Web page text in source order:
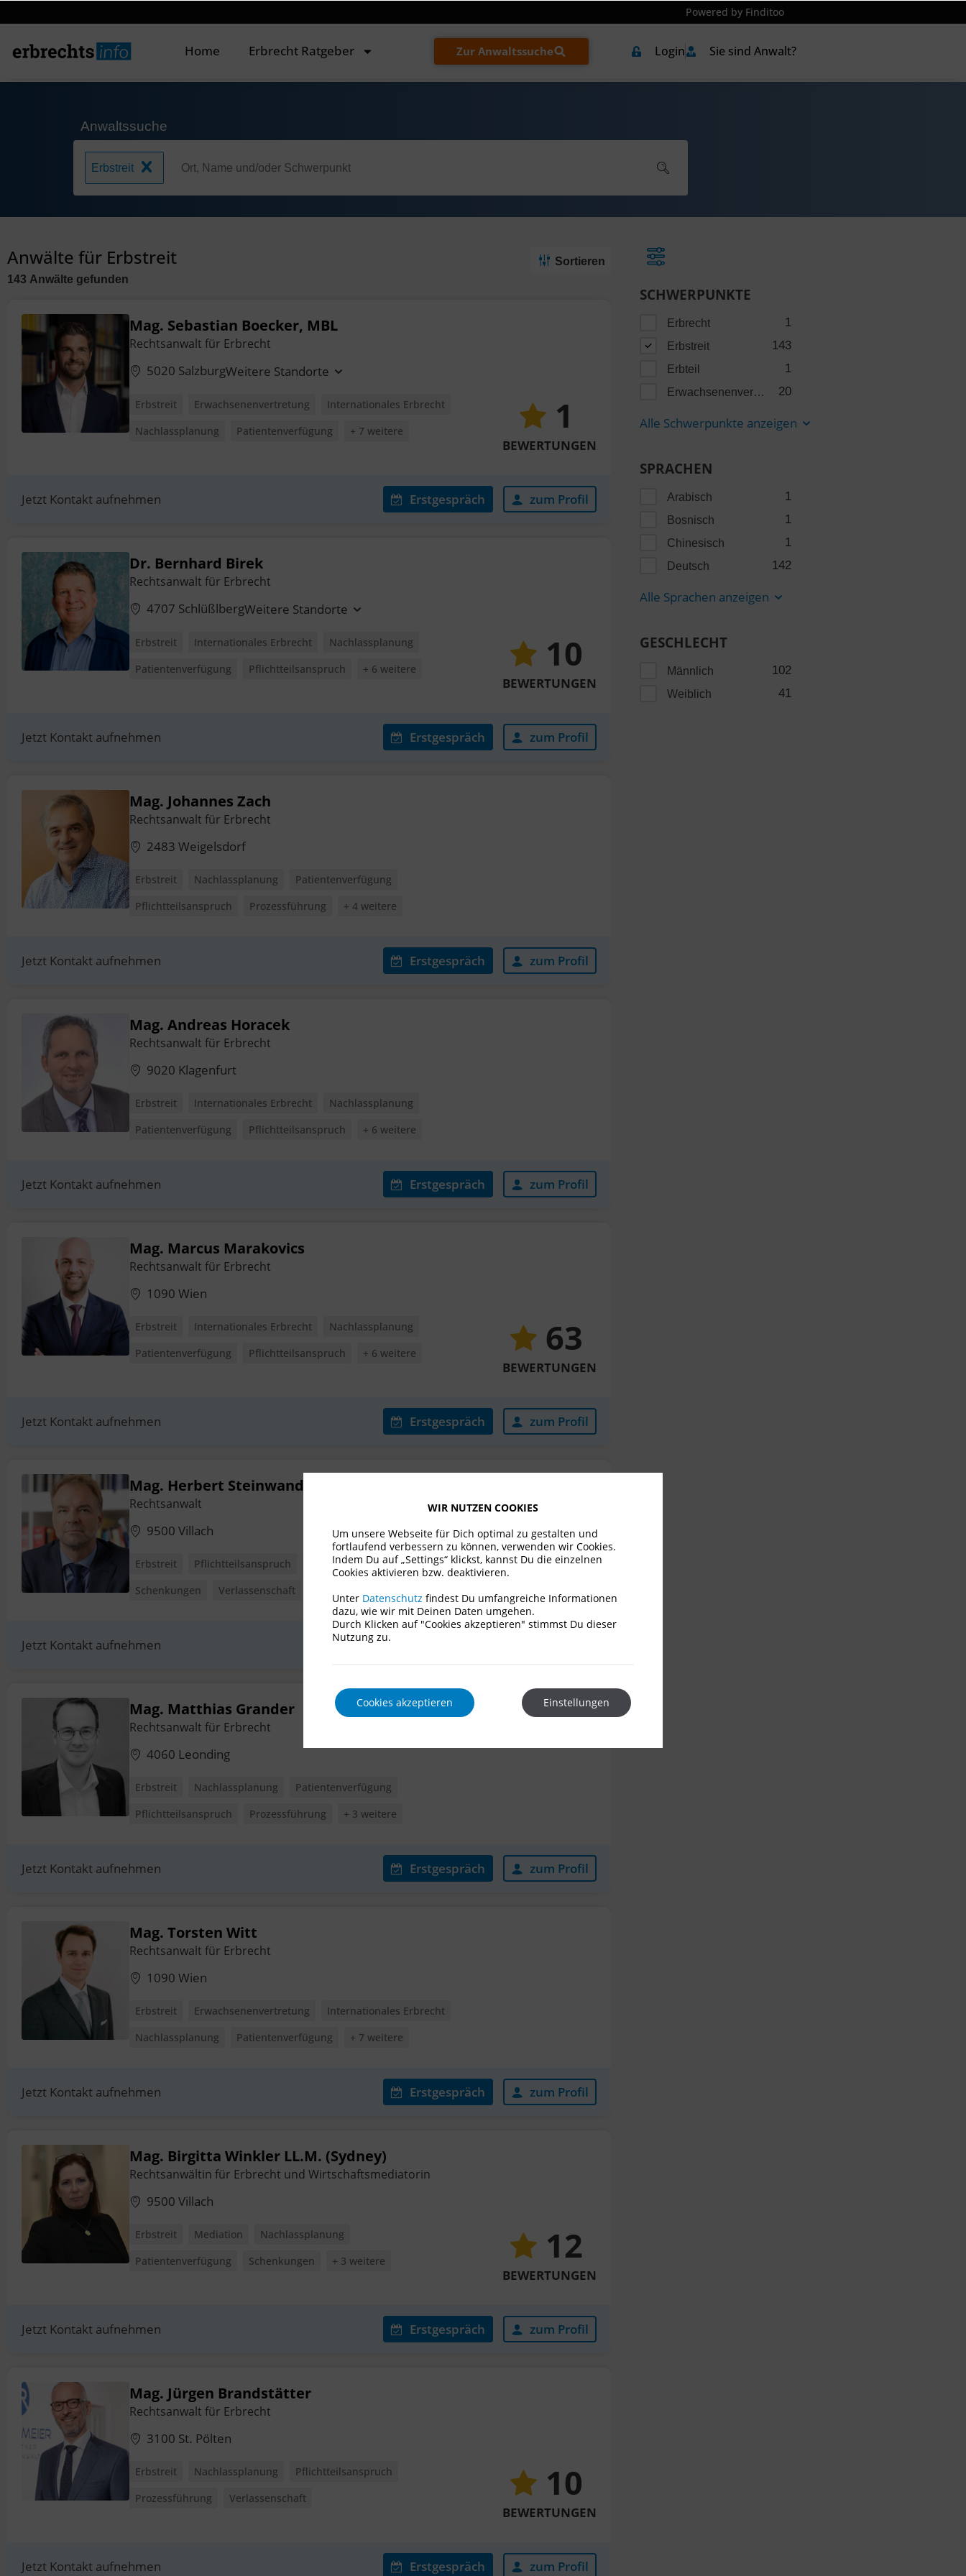
Powered by Finditoo
Home Erbrecht Ratgeber Zur Anwaltssuche Login Sie sind Anwalt?
Anwaltssuche
Erbstreit
Anwälte für Erbstreit
143 Anwälte gefunden
Sortieren
Mag. Sebastian Boecker, MBL
Rechtsanwalt für Erbrecht
5020 SalzburgWeitere Standorte
Erbstreit Erwachsenenvertretung
Internationales Erbrecht
Nachlassplanung
Patientenverfügung + 7 weitere 1
BEWERTUNGEN
Jetzt Kontakt aufnehmen Erstgespräch zum Profil
Dr. Bernhard Birek
Rechtsanwalt für Erbrecht
4707 SchlüßlbergWeitere Standorte
Erbstreit Internationales Erbrecht
Nachlassplanung
Patientenverfügung
Pflichtteilsanspruch + 6 weitere 10
BEWERTUNGEN
Jetzt Kontakt aufnehmen Erstgespräch zum Profil
Mag. Johannes Zach
Rechtsanwalt für Erbrecht
2483 Weigelsdorf
Erbstreit Nachlassplanung
Patientenverfügung
Pflichtteilsanspruch
Prozessführung + 4 weitere
Jetzt Kontakt aufnehmen Erstgespräch zum Profil
Mag. Andreas Horacek
Rechtsanwalt für Erbrecht
9020 Klagenfurt
Erbstreit Internationales Erbrecht
Nachlassplanung
Patientenverfügung
Pflichtteilsanspruch + 6 weitere
Jetzt Kontakt aufnehmen Erstgespräch zum Profil
Mag. Marcus Marakovics
Rechtsanwalt für Erbrecht
1090 Wien
Erbstreit Internationales Erbrecht
Nachlassplanung
Patientenverfügung
Pflichtteilsanspruch + 6 weitere 63
BEWERTUNGEN
Jetzt Kontakt aufnehmen Erstgespräch zum Profil
Mag. Herbert Steinwandter
Rechtsanwalt
9500 Villach
Erbstreit Pflichtteilsanspruch
Prozessführung
Schenkungen
Verlassenschaft
Jetzt Kontakt aufnehmen
Mag. Matthias Grander
Rechtsanwalt für Erbrecht
4060 Leonding
Erbstreit Nachlassplanung
Patientenverfügung
Pflichtteilsanspruch
Prozessführung + 3 weitere
Jetzt Kontakt aufnehmen Erstgespräch zum Profil
Mag. Torsten Witt
Rechtsanwalt für Erbrecht
1090 Wien
Erbstreit Erwachsenenvertretung
Internationales Erbrecht
Nachlassplanung
Patientenverfügung + 7 weitere
Jetzt Kontakt aufnehmen Erstgespräch zum Profil
Mag. Birgitta Winkler LL.M. (Sydney)
Rechtsanwältin für Erbrecht und Wirtschaftsmediatorin
9500 Villach
Erbstreit Mediation
Nachlassplanung
Patientenverfügung
Schenkungen + 3 weitere 12
BEWERTUNGEN
Jetzt Kontakt aufnehmen Erstgespräch zum Profil
Mag. Jürgen Brandstätter
Rechtsanwalt für Erbrecht
3100 St. Pölten
Erbstreit Nachlassplanung
Pflichtteilsanspruch
Prozessführung
Verlassenschaft 10
BEWERTUNGEN
Jetzt Kontakt aufnehmen Erstgespräch zum Profil
SCHWERPUNKTE
Erbrecht 1
Erbstreit 143
Erbteil 1
Erwachsenenvertretung 20
Alle Schwerpunkte anzeigen
SPRACHEN
Arabisch 1
Bosnisch 1
Chinesisch 1
Deutsch 142
Alle Sprachen anzeigen
GESCHLECHT
Männlich 102
Weiblich 41
WIR NUTZEN COOKIES
Um unsere Webseite für Dich optimal zu gestalten und
fortlaufend verbessern zu können, verwenden wir Cookies.
Indem Du auf „Settings“ klickst, kannst Du die einzelnen
Cookies aktivieren bzw. deaktivieren.
Unter Datenschutz findest Du umfangreiche Informationen
dazu, wie wir mit Deinen Daten umgehen.
Durch Klicken auf "Cookies akzeptieren" stimmst Du dieser
Nutzung zu.
Cookies akzeptieren Einstellungen